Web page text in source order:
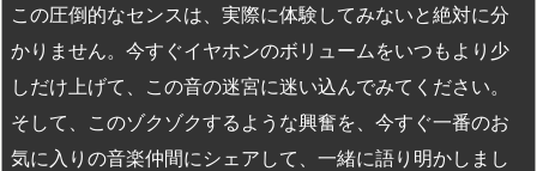
この圧倒的なセンスは、実際に体験してみないと絶対に分
かりません。今すぐイヤホンのボリュームをいつもより少
しだけ上げて、この音の迷宮に迷い込んでみてください。
そして、このゾクゾクするような興奮を、今すぐ一番のお
気に入りの音楽仲間にシェアして、一緒に語り明かしまし